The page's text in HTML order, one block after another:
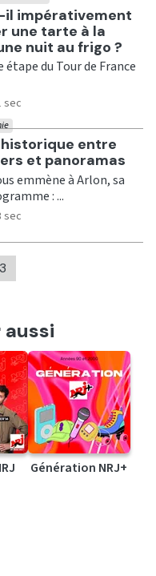
il impérativement
une tarte à la
nuit au frigo ?
du Tour de France
sec
entre
et panoramas
emmène à Arlon, sa
: ...
sec
3
Génération NRJ+